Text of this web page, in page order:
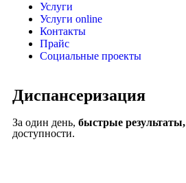
Услуги
Услуги online
Контакты
Прайс
Социальные проекты
Диспансеризация
За один день, быстрые результаты,
доступности.